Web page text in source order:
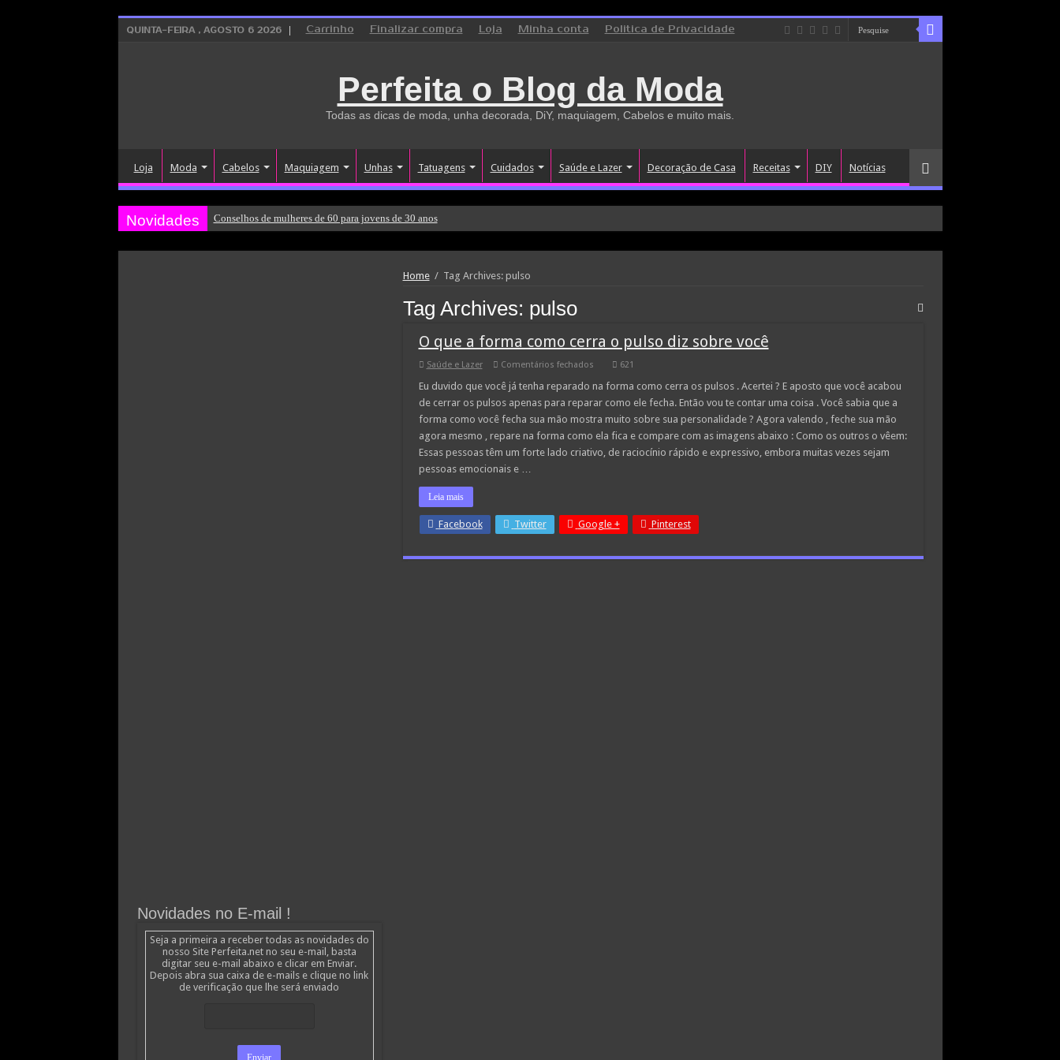
QUINTA-FEIRA , AGOSTO 6 2026 Carrinho Finalizar compra Loja Minha conta Politica de Privacidade
Perfeita o Blog da Moda
Todas as dicas de moda, unha decorada, DiY, maquiagem, Cabelos e muito mais.
Loja Moda Cabelos Maquiagem Unhas Tatuagens Cuidados Saúde e Lazer Decoração de Casa Receitas DIY Notícias
Novidades Conselhos de mulheres de 60 para jovens de 30 anos
Home / Tag Archives: pulso
Tag Archives: pulso
O que a forma como cerra o pulso diz sobre você
Saúde e Lazer Comentários fechadosem
que
forma
como
cerra
o
pulso
diz
621
Eu duvido que você já tenha reparado na forma como cerra os pulsos . Acertei ? E aposto que você acabou
de cerrar os pulsos apenas para reparar como ele fecha. Então vou te contar uma coisa . Você sabia que a
forma como você fecha sua mão mostra muito sobre sua personalidade ? Agora valendo , feche sua mão
agora mesmo , repare na forma como ela fica e compare com as imagens abaixo : Como os outros o vêem:
Essas pessoas têm um forte lado criativo, de raciocínio rápido e expressivo, embora muitas vezes sejam
pessoas emocionais e …
Leia mais
Facebook Twitter Google + Pinterest
Novidades no E-mail !
Seja a primeira a receber todas as novidades do
nosso Site Perfeita.net no seu e-mail, basta
digitar seu e-mail abaixo e clicar em Enviar.
Depois abra sua caixa de e-mails e clique no link
de verificação que lhe será enviado